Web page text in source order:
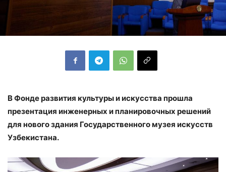
В Фонде развития культуры и искусства прошла
презентация инженерных и планировочных решений
для нового здания Государственного музея искусств
Узбекистана.